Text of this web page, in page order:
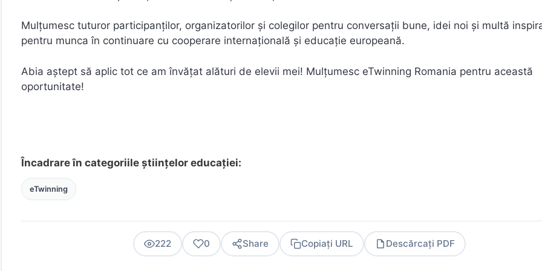
Mulțumesc tuturor participanților, organizatorilor și colegilor pentru conversații bune, idei noi și multă
pentru munca în continuare cu cooperare internațională și educație europeană.
Abia aștept să aplic tot ce am învățat alături de elevii mei! Mulțumesc eTwinning Romania pentru această
oportunitate!
Încadrare în categoriile științelor educației:
eTwinning
222 0 Share Copiați URL Descărcați PDF